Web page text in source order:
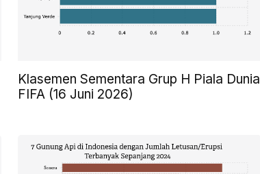
Klasemen Sementara Grup H Piala Dunia
FIFA (16 Juni 2026)